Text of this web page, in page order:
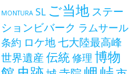
MONTURA SL ご当地 ステー
ションビバーク ラムサール
条約 ロケ地七大陸最高峰
世界遺産 伝統修理 博物